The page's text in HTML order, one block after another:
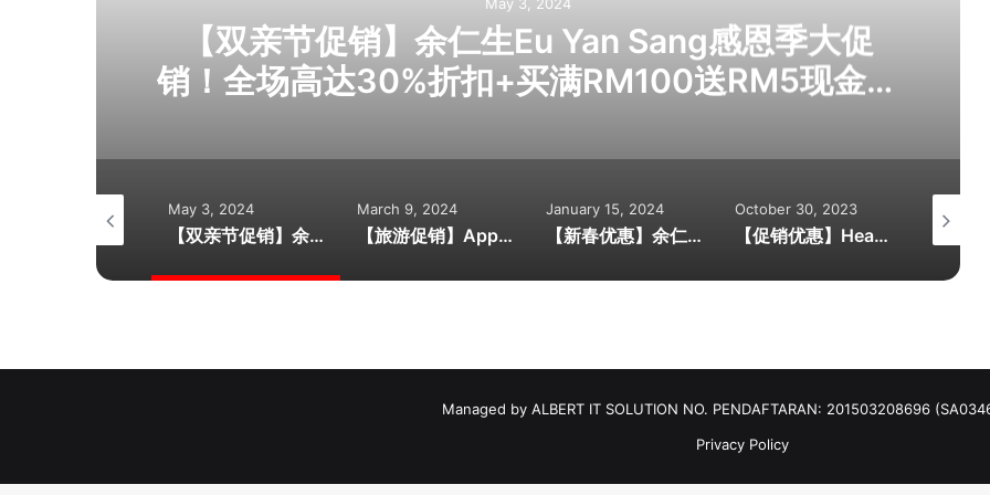
【双亲节促销】余仁生Eu Yan Sang感恩季大促
销！全场高达30%折扣+买满RM100送RM5现金券
在日常，送余仁生健康礼给父母吧！
May 3, 2024
【双亲节促销】余仁生Eu Yan Sang感恩季大促销！全场高达30%折扣+买满RM100送RM5现金券+PWP超值加购券！会员累积双倍积分！感恩季·爱在日常，送余仁生健康礼给父母吧！
March 9, 2024
【旅游促销】Apple Vacations超值旅游配套! 每对折扣高达RM4,000！北海道包机买10送1！位子有限！
January 15, 2024
【新春优惠】余仁生Eu Yan Sang 2024年新年大促销！送礼首选推荐全在这里！带一份余仁生，一份感恩的心，祥龍獻瑞 幸福年！
October 30, 2023
【促销优惠】Health Lane Family Pharmacy 连续4天惊喜促销！缓解关节疼痛与不适的好物推荐！买一送一/第二样@RM1等你抢购！全马180多家分行都享有优惠！[Date:2 ~ 5 NOV 2023]
Managed by ALBERT IT SOLUTION NO. PENDAFTARAN: 201503208696
Privacy Policy